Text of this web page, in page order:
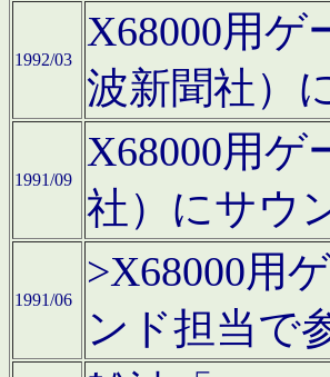
1992/03
X68000用
波新聞社）
1991/09
X68000用
社）にサウ
1991/06
>X68000用
ンド担当で